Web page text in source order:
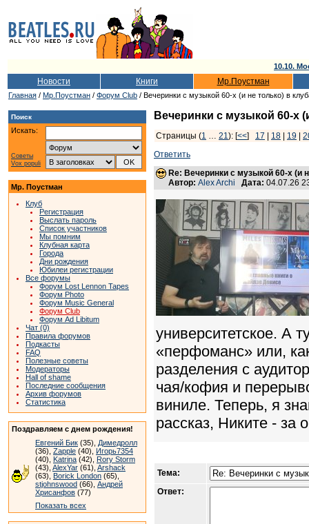
10.10.
Новости Книги Мр.Поустман
Главная / Мр.Поустман / Форум Club / Вечеринки с музыкой 60-х (и не только) в
Поиск
Искать:
Советы
Vox populi
Мр. Поустман
Клуб
Регистрация
Выслать пароль
Список участников
Мы помним
Клубная карта
Города
Дни рождения
Юбилеи регистрации
Все форумы
Форум Lost Lennon Tapes
Форум Photo
Форум Music General
Форум Club
Форум Ad Libitum
Чат (0)
Правила форумов
Подкасты
FAQ
Полезные советы
Модераторы
Hall of shame
Последние сообщения
Архив форумов
Статистика
Поздравляем с днем рождения!
Евгений Бик (35), Димедролл
(36), Zapple (40), Игорь7354
(40), Katrina (42), Rory Storm
(43), AlexYar (61), Arshack
(63), Borick London (65),
stjohnswood (66), Андрей
Хрисанфов (77)
Показать всех
Вечеринки с музыкой 60-х
Страницы (1 … 21): [<<] 17 18 19
Ответить
Re: Вечеринки с музыкой 60-х (и
Автор: Аlex Archi Дата: 04.07.26
университетское. А
«перфоманс» или,
разделения с
чая/кофия и
виниле. Теперь, я
рассказ, Никите - за
Тема:
Ответ: